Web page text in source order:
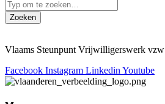
Zoeken
Vlaams Steunpunt Vrijwilligerswerk vzw
Facebook Instagram Linkedin Youtube